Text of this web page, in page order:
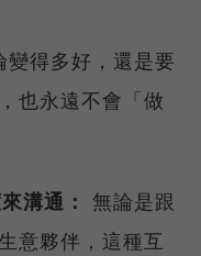
變得多好，還是要
也永遠不會「做
溝通： 無論是跟
意夥伴，這種互